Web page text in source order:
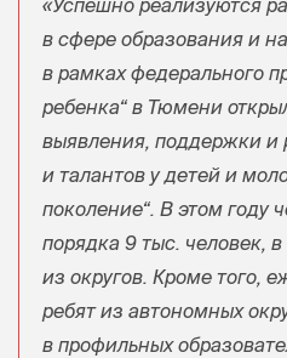
«Успешно реализуются
в сфере образования и
в рамках федерального
ребенка“ в Тюмени
выявления, поддержки и
и талантов у детей и
поколение“. В этом году
порядка 9 тыс. человек,
из округов. Кроме того,
ребят из автономных
в профильных